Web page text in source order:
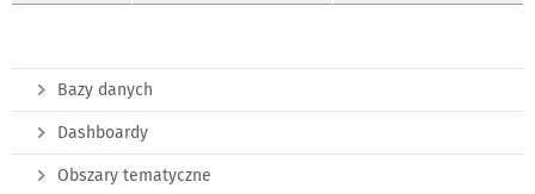
Bazy danych
Dashboardy
Obszary tematyczne